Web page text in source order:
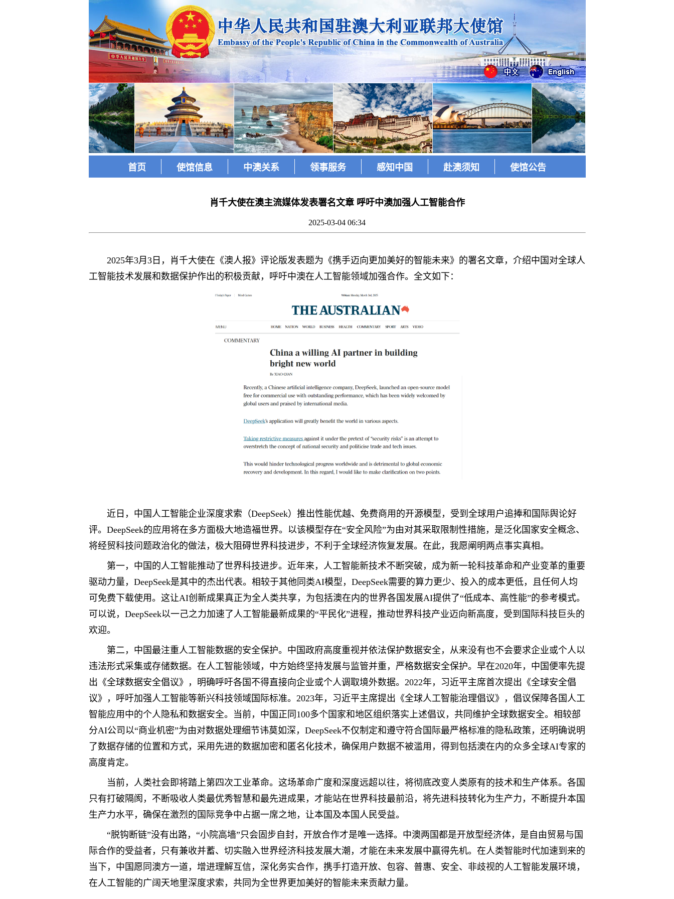
首页 使馆信息 中澳关系 领事服务 感知中国 赴澳须知 使馆公告
肖千大使在澳主流媒体发表署名文章 呼吁中澳加强人工智能合作
2025-03-04 06:34
2025年3月3日，肖千大使在《澳人报》评论版发表题为《携手迈向更加美好的智能未来》的署名文章，介绍中国对全球人
工智能技术发展和数据保护作出的积极贡献，呼吁中澳在人工智能领域加强合作。全文如下：
近日，中国人工智能企业深度求索（DeepSeek）推出性能优越、免费商用的开源模型，受到全球用户追捧和国际舆论好
评。DeepSeek的应用将在多方面极大地造福世界。以该模型存在“安全风险”为由对其采取限制性措施，是泛化国家安全概念、
将经贸科技问题政治化的做法，极大阻碍世界科技进步，不利于全球经济恢复发展。在此，我愿阐明两点事实真相。
第一，中国的人工智能推动了世界科技进步。近年来，人工智能新技术不断突破，成为新一轮科技革命和产业变革的重要
驱动力量，DeepSeek是其中的杰出代表。相较于其他同类AI模型，DeepSeek需要的算力更少、投入的成本更低，且任何人均
可免费下载使用。这让AI创新成果真正为全人类共享，为包括澳在内的世界各国发展AI提供了“低成本、高性能”的参考模式。
可以说，DeepSeek以一己之力加速了人工智能最新成果的“平民化”进程，推动世界科技产业迈向新高度，受到国际科技巨头的
欢迎。
第二，中国最注重人工智能数据的安全保护。中国政府高度重视并依法保护数据安全，从来没有也不会要求企业或个人以
违法形式采集或存储数据。在人工智能领域，中方始终坚持发展与监管并重，严格数据安全保护。早在2020年，中国便率先提
出《全球数据安全倡议》，明确呼吁各国不得直接向企业或个人调取境外数据。2022年，习近平主席首次提出《全球安全倡
议》，呼吁加强人工智能等新兴科技领域国际标准。2023年，习近平主席提出《全球人工智能治理倡议》，倡议保障各国人工
智能应用中的个人隐私和数据安全。当前，中国正同100多个国家和地区组织落实上述倡议，共同维护全球数据安全。相较部
分AI公司以“商业机密”为由对数据处理细节讳莫如深，DeepSeek不仅制定和遵守符合国际最严格标准的隐私政策，还明确说明
了数据存储的位置和方式，采用先进的数据加密和匿名化技术，确保用户数据不被滥用，得到包括澳在内的众多全球AI专家的
高度肯定。
当前，人类社会即将踏上第四次工业革命。这场革命广度和深度远超以往，将彻底改变人类原有的技术和生产体系。各国
只有打破隔阂，不断吸收人类最优秀智慧和最先进成果，才能站在世界科技最前沿，将先进科技转化为生产力，不断提升本国
生产力水平，确保在激烈的国际竞争中占据一席之地，让本国及本国人民受益。
“脱钩断链”没有出路，“小院高墙”只会固步自封，开放合作才是唯一选择。中澳两国都是开放型经济体，是自由贸易与国
际合作的受益者，只有兼收并蓄、切实融入世界经济科技发展大潮，才能在未来发展中赢得先机。在人类智能时代加速到来的
当下，中国愿同澳方一道，增进理解互信，深化务实合作，携手打造开放、包容、普惠、安全、非歧视的人工智能发展环境，
在人工智能的广阔天地里深度求索，共同为全世界更加美好的智能未来贡献力量。